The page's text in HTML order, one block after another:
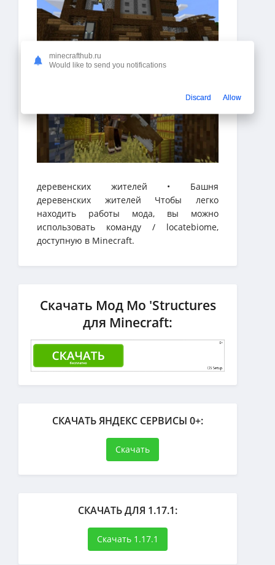
деревенских жителей • Башня
деревенских жителей Чтобы легко
находить работы мода, вы можно
использовать команду / locatebiome,
доступную в Minecraft.
Скачать Мод Mo 'Structures
для Minecraft:
СКАЧАТЬ ЯНДЕКС СЕРВИСЫ 0+:
Скачать
СКАЧАТЬ ДЛЯ 1.17.1:
Скачать 1.17.1
minecrafthub.ru
Would like to send you notifications
Discard Allow